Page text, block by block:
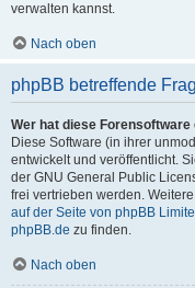
verwalten kannst.
Nach oben
phpBB betreffende
Wer hat diese
Diese Software (in ihrer
entwickelt und veröffentlicht.
der GNU General Public
frei vertrieben werden.
auf der Seite von phpBB
phpBB.de zu finden.
Nach oben